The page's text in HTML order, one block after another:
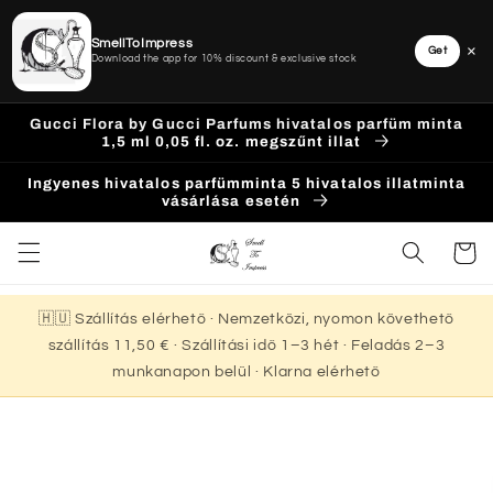
Ugrás a
tartalomhoz
Gucci Flora by Gucci Parfums hivatalos parfüm minta
1,5 ml 0,05 fl. oz. megszűnt illat
Ingyenes hivatalos parfümminta 5 hivatalos illatminta
vásárlása esetén
Kosár
🇭🇺 Szállítás elérhető · Nemzetközi, nyomon követhető
szállítás 11,50 € · Szállítási idő 1–3 hét · Feladás 2–3
munkanapon belül · Klarna elérhető
SmellToImpress
Download the app for 10% discount & exclusive stock
Get ×